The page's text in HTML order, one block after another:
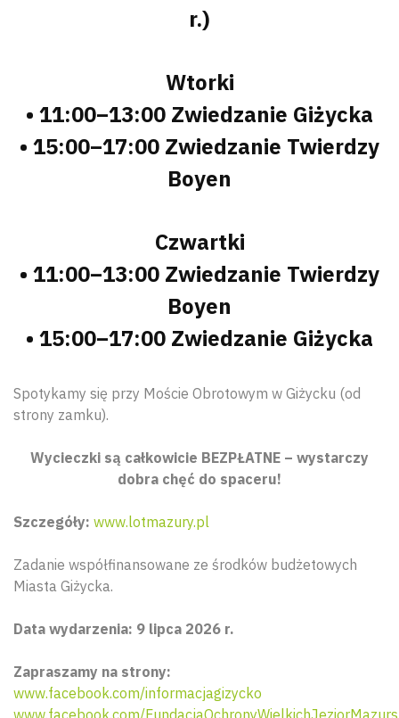
r.)
Wtorki
• 11:00–13:00 Zwiedzanie Giżycka
• 15:00–17:00 Zwiedzanie Twierdzy
Boyen
Czwartki
• 11:00–13:00 Zwiedzanie Twierdzy
Boyen
• 15:00–17:00 Zwiedzanie Giżycka
Spotykamy się przy Moście Obrotowym w Giżycku (od
strony zamku).
Wycieczki są całkowicie BEZPŁATNE – wystarczy
dobra chęć do spaceru!
Szczegóły: www.lotmazury.pl
Zadanie współfinansowane ze środków budżetowych
Miasta Giżycka.
Data wydarzenia: 9 lipca 2026 r.
Zapraszamy na strony:
www.facebook.com/informacjagizycko
www.facebook.com/